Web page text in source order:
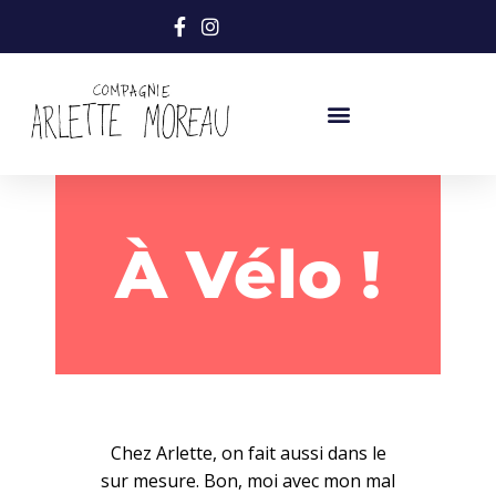
À Vélo !
Chez Arlette, on fait aussi dans le
sur mesure. Bon, moi avec mon mal